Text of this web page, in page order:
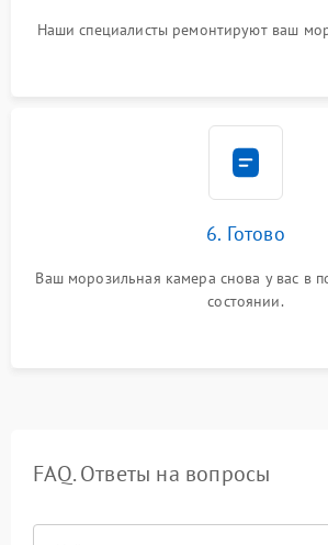
Наши специалисты ремонтируют ваш
6. Готово
Ваш морозильная камера снова у вас в
состоянии.
FAQ. Ответы на вопросы